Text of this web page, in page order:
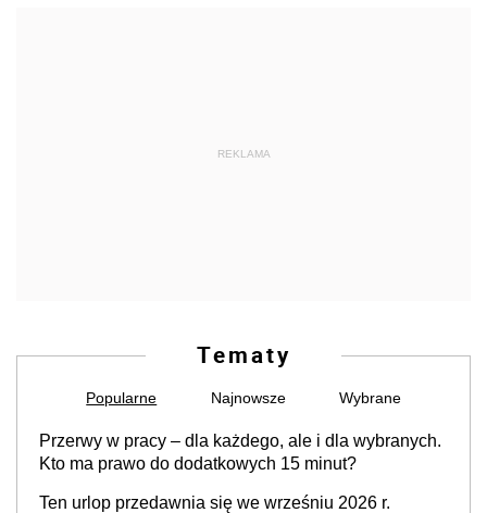
REKLAMA
Tematy
Popularne Najnowsze Wybrane
Przerwy w pracy – dla każdego, ale i dla wybranych.
Kto ma prawo do dodatkowych 15 minut?
Ten urlop przedawnia się we wrześniu 2026 r.